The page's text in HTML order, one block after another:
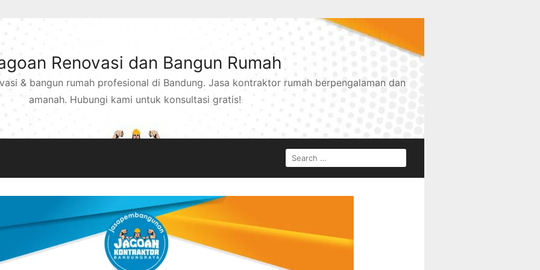
Renovasi dan Bangun Rumah
& bangun rumah profesional di Bandung. Jasa kontraktor rumah berpengalaman dan
amanah. Hubungi kami untuk konsultasi gratis!
SEARCH
FOR: